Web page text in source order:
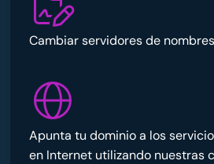
Cambiar servidores de
Apunta tu dominio a los
en Internet utilizando nuestras